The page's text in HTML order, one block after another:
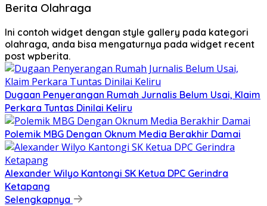
Berita Olahraga
Ini contoh widget dengan style gallery pada kategori
olahraga, anda bisa mengaturnya pada widget recent
post wpberita.
Dugaan Penyerangan Rumah Jurnalis Belum Usai, Klaim
Perkara Tuntas Dinilai Keliru
Polemik MBG Dengan Oknum Media Berakhir Damai
Alexander Wilyo Kantongi SK Ketua DPC Gerindra
Ketapang
Selengkapnya